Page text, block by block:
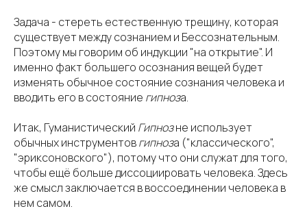
Задача - стереть естественную трещину, которая
существует между сознанием и Бессознательным.
Поэтому мы говорим об индукции "на открытие". И
именно факт большего осознания вещей будет
изменять обычное состояние сознания человека и
вводить его в состояние гипноза.
Итак, Гуманистический Гипнозне использует
обычных инструментовгипноза ("классического",
"эриксоновского"), потому что они служат для того,
чтобы ещё больше диссоциировать человека. Здесь
же смысл заключается в воссоединении человека в
нем самом.